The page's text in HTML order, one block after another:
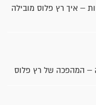
– איך רץ פלוס מובילה
– המהפכה של רץ פלוס